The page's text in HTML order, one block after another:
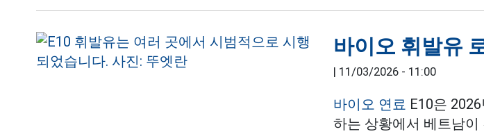
바이오 휘발유
| 11/03/2026 - 11:00
바이오 연료 E10은
하는 상황에서 베트남이